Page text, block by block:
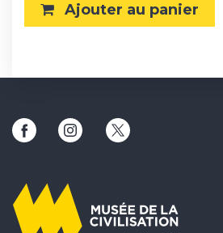
Ajouter au panier
Ce lien ouvrira une nouvelle
Ce lien ouvrira une
Ce lien